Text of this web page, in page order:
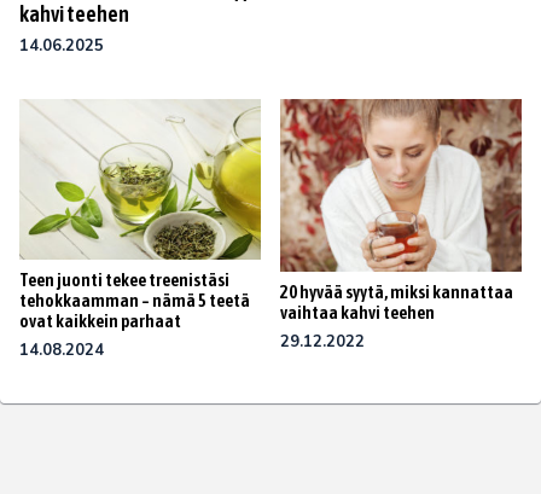
kahvi teehen
14.06.2025
Teen juonti tekee treenistäsi
tehokkaamman – nämä 5 teetä
ovat kaikkein parhaat
14.08.2024
20 hyvää syytä, miksi kannattaa
vaihtaa kahvi teehen
29.12.2022